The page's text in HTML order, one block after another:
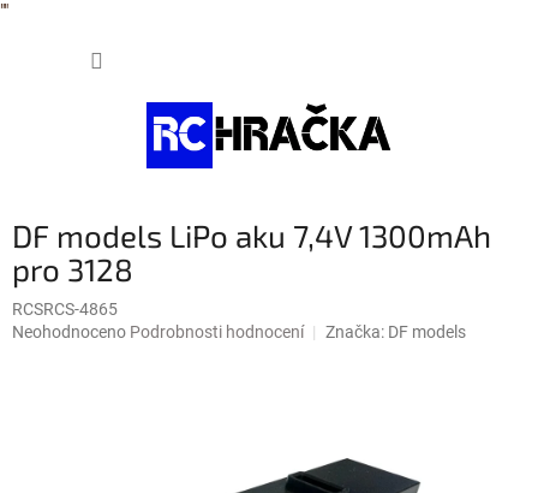
""
DF models LiPo aku 7,4V 1300mAh
pro 3128
RCSRCS-4865
Průměrné
Neohodnoceno Podrobnosti hodnocení Značka: DF models